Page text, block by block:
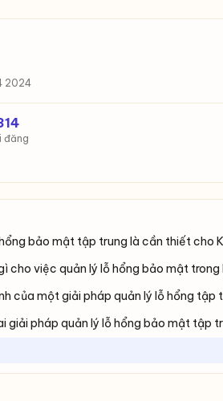
2024
đăng
bảo mật tập trung là cần thiết cho
cho việc quản lý lỗ hổng bảo mật trong
của một giải pháp quản lý lỗ hổng tập
giải pháp quản lý lỗ hổng bảo mật tập